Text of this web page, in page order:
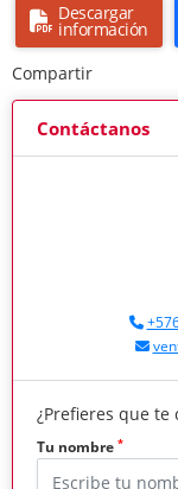
Descargar
información
Compartir
Contáctanos
¿Prefieres que te
Tu nombre *